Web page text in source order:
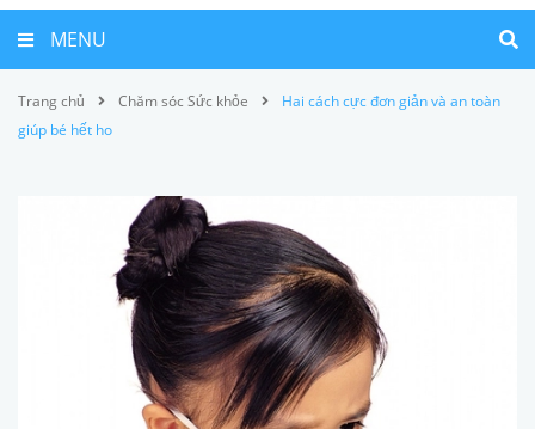
MENU
Trang chủ Chăm sóc Sức khỏe
Hai cách cực đơn giản và an toàn
giúp bé hết ho